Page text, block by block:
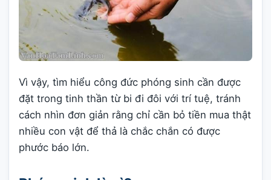
Vì vậy, tìm hiểu công đức phóng sinh cần được
đặt trong tinh thần từ bi đi đôi với trí tuệ, tránh
cách nhìn đơn giản rằng chỉ cần bỏ tiền mua thật
nhiều con vật để thả là chắc chắn có được
phước báo lớn.